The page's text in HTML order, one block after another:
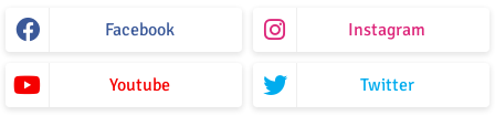
Facebook Instagram
Youtube Twitter